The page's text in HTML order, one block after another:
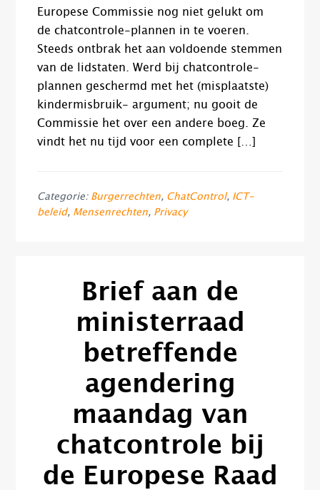
Europese Commissie nog niet gelukt om
de chatcontrole-plannen in te voeren.
Steeds ontbrak het aan voldoende stemmen
van de lidstaten. Werd bij chatcontrole-
plannen geschermd met het (misplaatste)
kindermisbruik- argument; nu gooit de
Commissie het over een andere boeg. Ze
vindt het nu tijd voor een complete […]
Categorie: Burgerrechten, ChatControl, ICT-
beleid, Mensenrechten, Privacy
Brief aan de
ministerraad
betreffende
agendering
maandag van
chatcontrole bij
de Europese Raad